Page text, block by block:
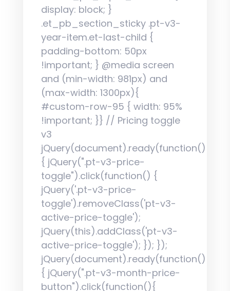
display: block; }
.et_pb_section_sticky .pt-v3-
year-item.et-last-child {
padding-bottom: 50px
!important; } @media screen
and (min-width: 981px) and
(max-width: 1300px){
#custom-row-95 { width: 95%
!important; }} // Pricing toggle
v3
jQuery(document).ready(function()
{ jQuery(".pt-v3-price-
toggle").click(function() {
jQuery('.pt-v3-price-
toggle').removeClass('pt-v3-
active-price-toggle');
jQuery(this).addClass('pt-v3-
active-price-toggle'); }); });
jQuery(document).ready(function()
{ jQuery(".pt-v3-month-price-
button").click(function(){